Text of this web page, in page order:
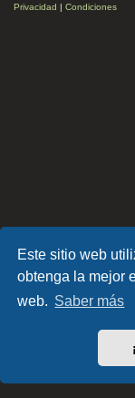
Este sitio web
obtenga la mejor
web. Saber más
Privacidad | Condiciones